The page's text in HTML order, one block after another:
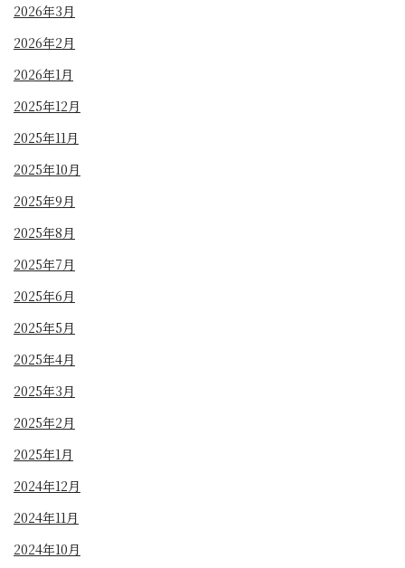
2026年3月
2026年2月
2026年1月
2025年12月
2025年11月
2025年10月
2025年9月
2025年8月
2025年7月
2025年6月
2025年5月
2025年4月
2025年3月
2025年2月
2025年1月
2024年12月
2024年11月
2024年10月